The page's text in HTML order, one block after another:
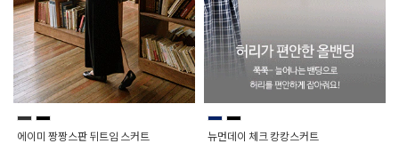
에이미 짱짱스판 뒤트임 스커트 뉴먼데이 체크 캉캉스커트